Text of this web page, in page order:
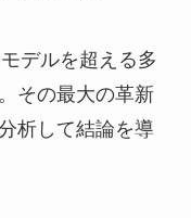
デルを超える多
その最大の革新
析して結論を導